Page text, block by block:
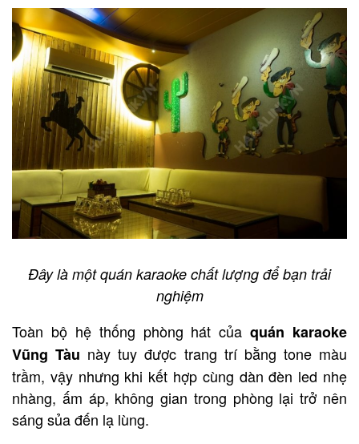
Đây là một quán karaoke chất lượng để bạn trải
nghiệm
Toàn bộ hệ thống phòng hát củaquán karaoke
Vũng Tàu này tuy được trang trí bằng tone màu
trầm, vậy nhưng khi kết hợp cùng dàn đèn led nhẹ
nhàng, ấm áp, không gian trong phòng lại trở nên
sáng sủa đến lạ lùng.